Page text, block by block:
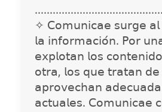
✧ 𝖢𝗈𝗆𝗎𝗇𝗂𝖼𝖺𝖾 𝗌𝗎𝗋𝗀𝖾 𝖺𝗅
𝗅𝖺 𝗂𝗇𝖿𝗈𝗋𝗆𝖺𝖼𝗂𝗈́𝗇. 𝖯𝗈𝗋
𝖾𝗑𝗉𝗅𝗈𝗍𝖺𝗇 𝗅𝗈𝗌
𝗈𝗍𝗋𝖺, 𝗅𝗈𝗌 𝗊𝗎𝖾 𝗍𝗋𝖺𝗍𝖺𝗇
𝖺𝗉𝗋𝗈𝗏𝖾𝖼𝗁𝖺𝗇
𝖺𝖼𝗍𝗎𝖺𝗅𝖾𝗌.